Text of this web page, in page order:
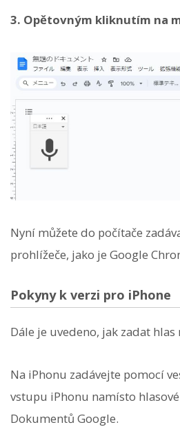
3. Opětovným kliknutím na
Nyní můžete do počítače
prohlížeče, jako je Google
Pokyny k verzi pro iPhone
Dále je uvedeno, jak zadat hlas
Na iPhonu zadávejte pomocí
vstupu iPhonu namísto
Dokumentů Google.